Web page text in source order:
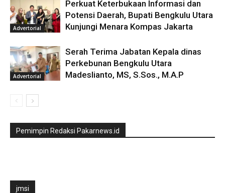
Advertorial
Perkuat Keterbukaan Informasi dan
Potensi Daerah, Bupati Bengkulu Utara
Kunjungi Menara Kompas Jakarta
Advertorial
Serah Terima Jabatan Kepala dinas
Perkebunan Bengkulu Utara
Madeslianto, MS, S.Sos., M.A.P
Pemimpin Redaksi Pakarnews.id
jmsi